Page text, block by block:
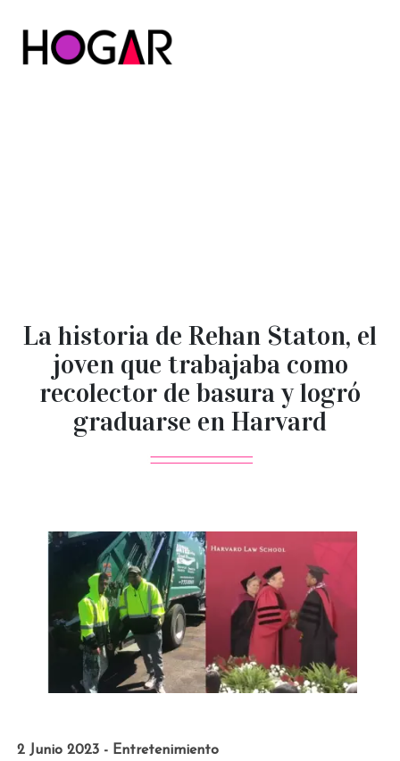
La historia de Rehan Staton, el
joven que trabajaba como
recolector de basura y logró
graduarse en Harvard
2 Junio 2023 - Entretenimiento